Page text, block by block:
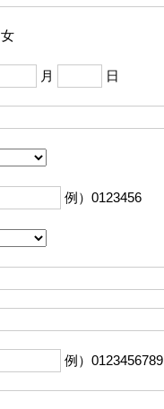
女
月 日
例）0123456
例）0123456789